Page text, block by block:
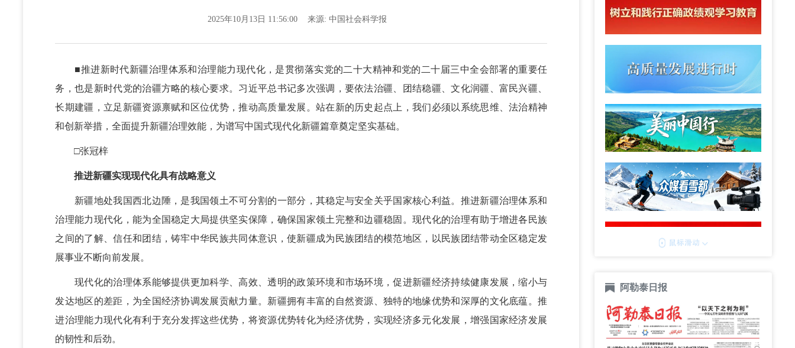
2025年10月13日 11:56:00 来源:中国社会科学报
■推进新时代新疆治理体系和治理能力现代化，是贯彻落实党的二十大精神和党的二十届三中全会部署的重要任
务，也是新时代党的治疆方略的核心要求。习近平总书记多次强调，要依法治疆、团结稳疆、文化润疆、富民兴疆、
长期建疆，立足新疆资源禀赋和区位优势，推动高质量发展。站在新的历史起点上，我们必须以系统思维、法治精神
和创新举措，全面提升新疆治理效能，为谱写中国式现代化新疆篇章奠定坚实基础。
□张冠梓
推进新疆实现现代化具有战略意义
新疆地处我国西北边陲，是我国领土不可分割的一部分，其稳定与安全关乎国家核心利益。推进新疆治理体系和
治理能力现代化，能为全国稳定大局提供坚实保障，确保国家领土完整和边疆稳固。现代化的治理有助于增进各民族
之间的了解、信任和团结，铸牢中华民族共同体意识，使新疆成为民族团结的模范地区，以民族团结带动全区稳定发
展事业不断向前发展。
现代化的治理体系能够提供更加科学、高效、透明的政策环境和市场环境，促进新疆经济持续健康发展，缩小与
发达地区的差距，为全国经济协调发展贡献力量。新疆拥有丰富的自然资源、独特的地缘优势和深厚的文化底蕴。推
进治理能力现代化有利于充分发挥这些优势，将资源优势转化为经济优势，实现经济多元化发展，增强国家经济发展
的韧性和后劲。
阿勒泰日报